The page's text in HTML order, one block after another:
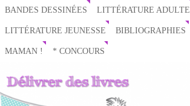
BANDES DESSINÉES LITTÉRATURE ADULTE
LITTÉRATURE JEUNESSE BIBLIOGRAPHIES
MAMAN ! * CONCOURS